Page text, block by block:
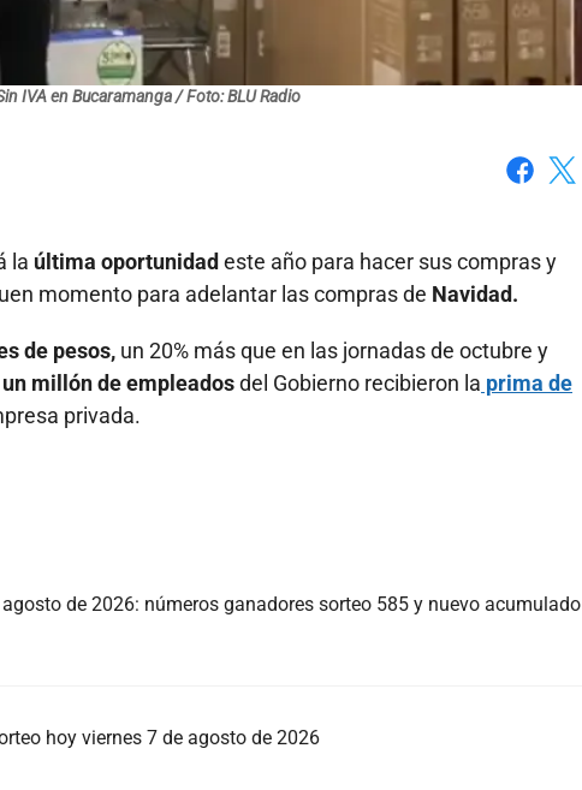
IVA en Bucaramanga / Foto: BLU Radio
la última oportunidad este año para hacer sus compras y
momento para adelantar las compras de Navidad.
de pesos, un 20% más que en las jornadas de octubre y
un millón de empleadosdel Gobierno recibieron la prima de
privada.
de 2026: números ganadores sorteo 585 y nuevo acumulado
hoy viernes 7 de agosto de 2026